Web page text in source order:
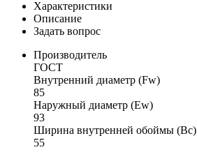
Характеристики
Описание
Задать вопрос
Производитель
ГОСТ
Внутренний диаметр (Fw)
85
Наружный диаметр (Ew)
93
Ширина внутренней обоймы (Bc)
55